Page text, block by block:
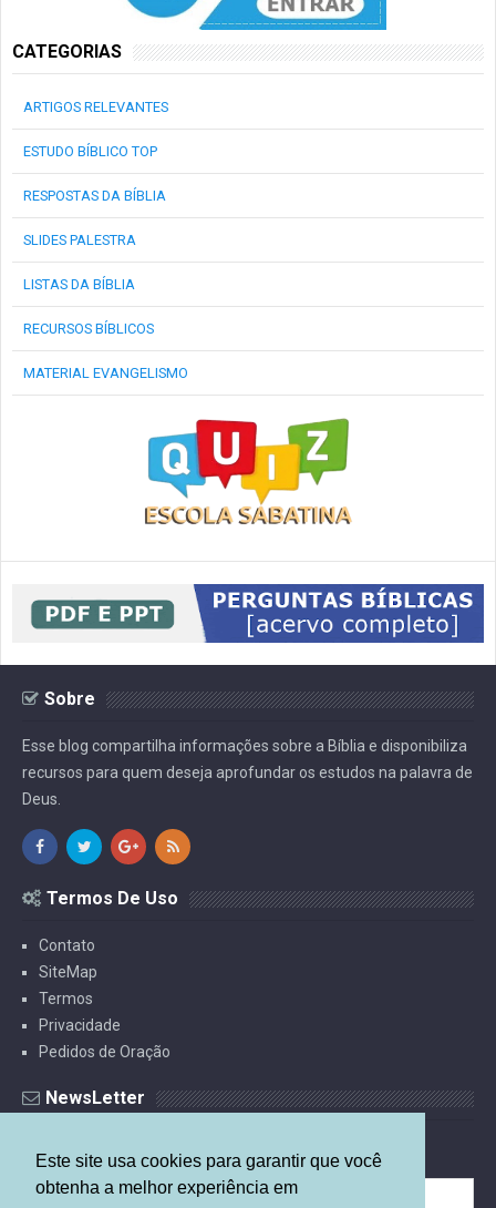
Este site usa cookies para garantir que você
obtenha a melhor experiência em
CATEGORIAS
ARTIGOS RELEVANTES
ESTUDO BÍBLICO TOP
RESPOSTAS DA BÍBLIA
SLIDES PALESTRA
LISTAS DA BÍBLIA
RECURSOS BÍBLICOS
MATERIAL EVANGELISMO
Sobre
Esse blog compartilha informações sobre a Bíblia e disponibiliza
recursos para quem deseja aprofundar os estudos na palavra de
Deus.
Termos De Uso
Contato
SiteMap
Termos
Privacidade
Pedidos de Oração
NewsLetter